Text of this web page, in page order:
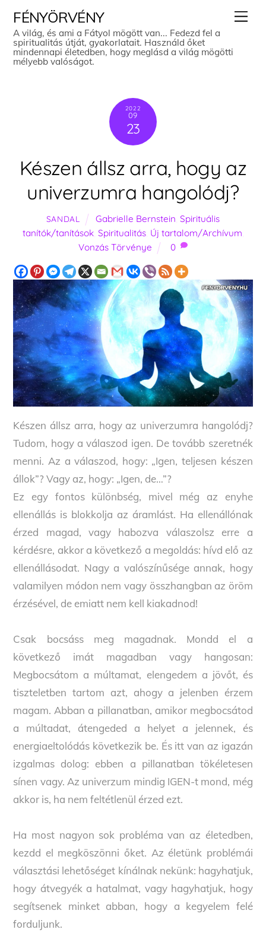
content
FÉNYÖRVÉNY
A világ, és ami a Fátyol mögött van... Fedezd fel a
spiritualitás útját, gyakorlatait. Használd őket
mindennapi életedben, hogy meglásd a világ mögötti
mélyebb valóságot.
2022
09
23
Készen állsz arra, hogy az
univerzumra hangolódj?
SANDAL Gabrielle Bernstein ,Spirituális
tanítók/tanítások, Spiritualitás, Új tartalom/Archívum
Vonzás Törvénye
0
Készen állsz arra, hogy az univerzumra hangolódj?
Tudom, hogy a válaszod igen. De tovább szeretnék
menni. Az a válaszod, hogy: „Igen, teljesen készen
állok”? Vagy az, hogy: „Igen, de…”?
Ez egy fontos különbség, mivel még az enyhe
ellenállás is blokkolja az áramlást. Ha ellenállónak
érzed magad, vagy habozva válaszolsz erre a
kérdésre, akkor a következő a megoldás: hívd elő az
ellenállásodat. Nagy a valószínűsége annak, hogy
valamilyen módon nem vagy összhangban az öröm
érzésével, de emiatt nem kell kiakadnod!
Csak bocsáss meg magadnak. Mondd el a
következő imát magadban vagy hangosan:
Megbocsátom a múltamat, elengedem a jövőt, és
tiszteletben tartom azt, ahogy a jelenben érzem
magam. Abban a pillanatban, amikor megbocsátod
a múltadat, átengeded a helyet a jelennek, és
energiaeltolódás következik be. És itt van az igazán
izgalmas dolog: ebben a pillanatban tökéletesen
sínen vagy. Az univerzum mindig IGEN-t mond, még
akkor is, ha nem feltétlenül érzed ezt.
Ha most nagyon sok probléma van az életedben,
kezdd el megköszönni őket. Az életünk problémái
választási lehetőséget kínálnak nekünk: hagyhatjuk,
hogy átvegyék a hatalmat, vagy hagyhatjuk, hogy
segítsenek minket abban, hogy a kegyelem felé
forduljunk.